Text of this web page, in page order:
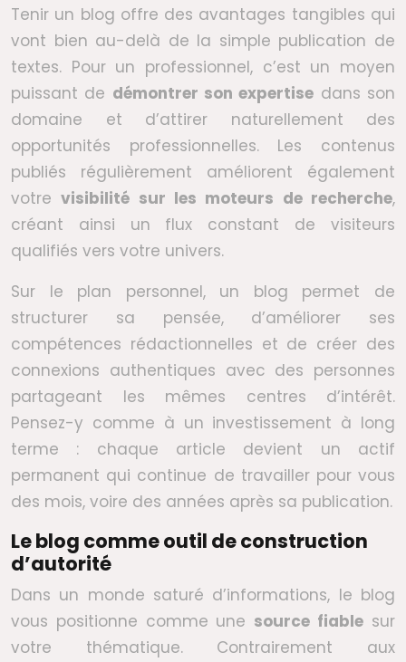
Tenir un blog offre des avantages tangibles qui
vont bien au-delà de la simple publication de
textes. Pour un professionnel, c’est un moyen
puissant de démontrer son expertise dans son
domaine et d’attirer naturellement des
opportunités professionnelles. Les contenus
publiés régulièrement améliorent également
votrevisibilité sur les moteurs de recherche,
créant ainsi un flux constant de visiteurs
qualifiés vers votre univers.
Sur le plan personnel, un blog permet de
structurer sa pensée, d’améliorer ses
compétences rédactionnelles et de créer des
connexions authentiques avec des personnes
partageant les mêmes centres d’intérêt.
Pensez-y comme à un investissement à long
terme : chaque article devient un actif
permanent qui continue de travailler pour vous
des mois, voire des années après sa publication.
Le blog comme outil de construction
d’autorité
Dans un monde saturé d’informations, le blog
vous positionne comme une source fiable sur
votre thématique. Contrairement aux